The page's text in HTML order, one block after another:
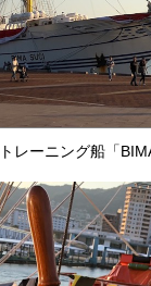
レーニング船「